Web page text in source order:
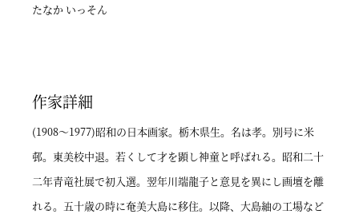
たなか いっそん
作家詳細
(1908～1977)昭和の日本画家。栃木県生。名は孝。別号に米
邨。東美校中退。若くして才を顕し神童と呼ばれる。昭和二十
二年青竜社展で初入選。翌年川端龍子と意見を異にし画壇を離
れる。五十歳の時に奄美大島に移住。以降、大島紬の工場など